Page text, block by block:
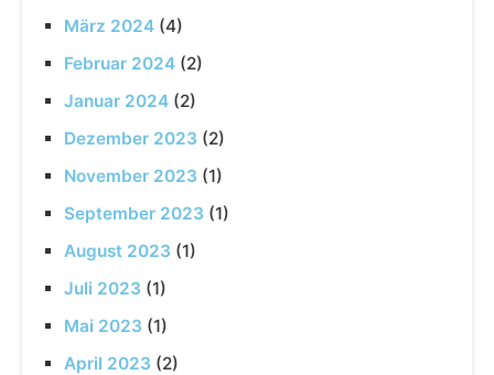
März 2024 (4)
Februar 2024 (2)
Januar 2024 (2)
Dezember 2023 (2)
November 2023 (1)
September 2023 (1)
August 2023 (1)
Juli 2023 (1)
Mai 2023 (1)
April 2023 (2)